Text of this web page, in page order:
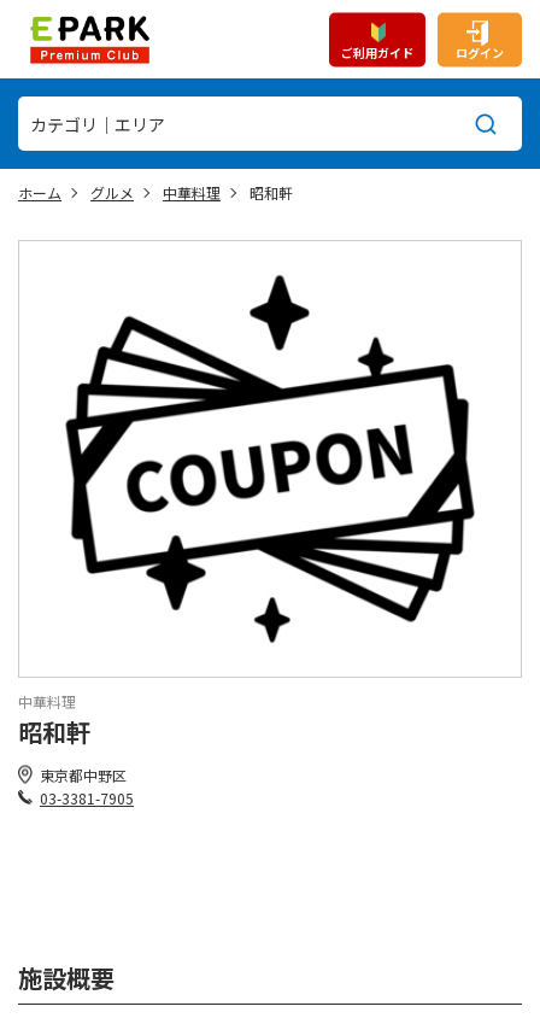
ご利用ガイド ログイン
ホーム グルメ 中華料理 昭和軒
中華料理
昭和軒
東京都中野区
03-3381-7905
施設概要